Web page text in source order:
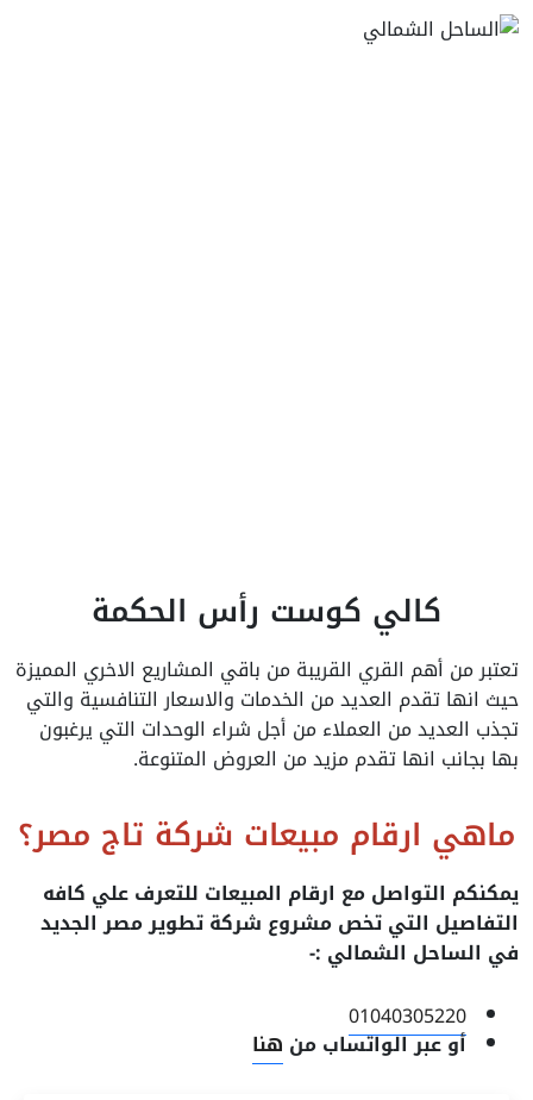
كالي كوست رأس الحكمة
تعتبر من أهم القري القريبة من باقي المشاريع الاخري المميزة
حيث انها تقدم العديد من الخدمات والاسعار التنافسية والتي
تجذب العديد من العملاء من أجل شراء الوحدات التي يرغبون
بها بجانب انها تقدم مزيد من العروض المتنوعة.
ماهي ارقام مبيعات شركة تاج مصر؟
يمكنكم التواصل مع ارقام المبيعات للتعرف علي كافه
التفاصيل التي تخص مشروع شركة تطوير مصر الجديد
في الساحل الشمالي :-
01040305220
أو عبر الواتساب من هنا